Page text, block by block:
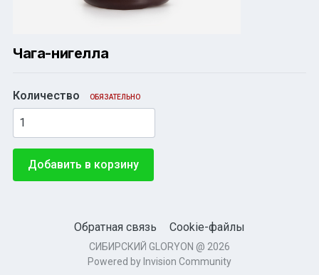
Чага-нигелла
Количество ОБЯЗАТЕЛЬНО
Добавить в корзину
Обратная связь Cookie-файлы
СИБИРСКИЙ GLORYON @ 2026
Powered by Invision Community